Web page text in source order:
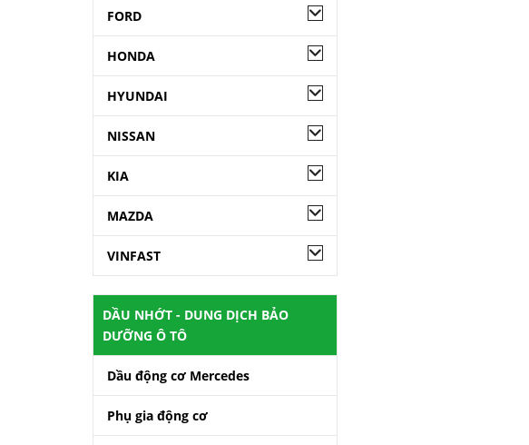
FORD
HONDA
HYUNDAI
NISSAN
KIA
MAZDA
VINFAST
DẦU NHỚT - DUNG DỊCH BẢO
DƯỠNG Ô TÔ
Dầu động cơ Mercedes
Phụ gia động cơ